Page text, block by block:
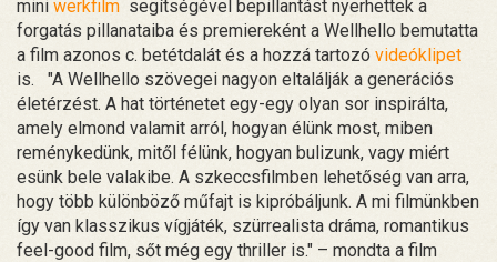
mini werkfilm segítségével bepillantást nyerhettek a
forgatás pillanataiba és premiereként a Wellhello bemutatta
a film azonos c. betétdalát és a hozzá tartozó videóklipet
is. "A Wellhello szövegei nagyon eltalálják a generációs
életérzést. A hat történetet egy-egy olyan sor inspirálta,
amely elmond valamit arról, hogyan élünk most, miben
reménykedünk, mitől félünk, hogyan bulizunk, vagy miért
esünk bele valakibe. A szkeccsfilmben lehetőség van arra,
hogy több különböző műfajt is kipróbáljunk. A mi filmünkben
így van klasszikus vígjáték, szürrealista dráma, romantikus
feel-good film, sőt még egy thriller is." – mondta a film